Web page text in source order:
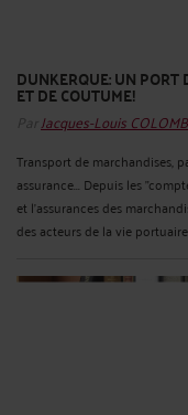
DUNKERQUE: UN PORT
ET DE COUTUME!
Par Jacques-Louis
Transport de marchandises,
assurance... Depuis les
et l'assurances des
des acteurs de la vie